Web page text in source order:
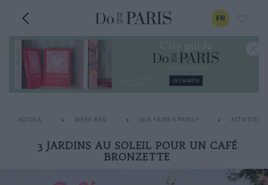
FR
ACCUEIL WEEK-END QUE FAIRE À PARIS ? ACTIVITÉS
3 JARDINS AU SOLEIL POUR UN CAFÉ
BRONZETTE